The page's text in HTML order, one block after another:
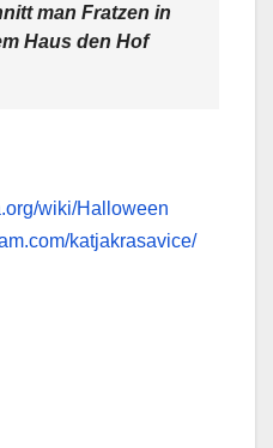
man Fratzen in
Haus den Hof
wiki/Halloween
katjakrasavice/